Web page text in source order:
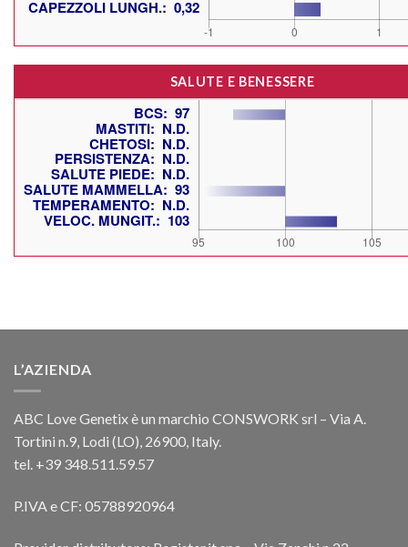
SALUTE E BENESSERE
L’AZIENDA
ABC Love Genetix è un marchio CONSWORK srl – Via A.
Tortini n.9, Lodi (LO), 26900, Italy.
tel. +39 348.511.59.57
P.IVA e CF: 05788920964